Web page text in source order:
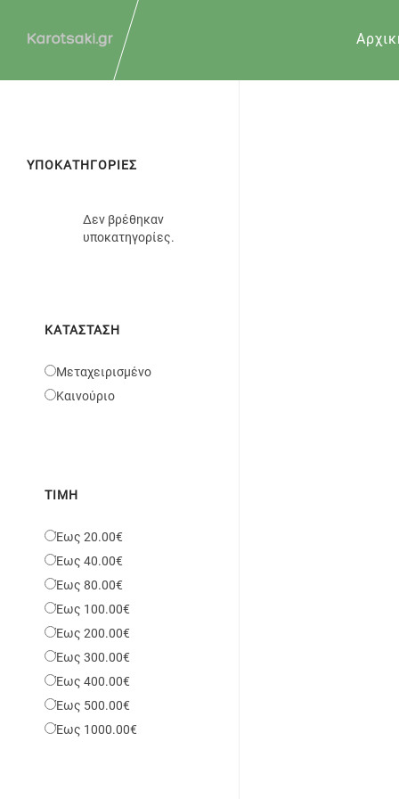
ΥΠΟΚΑΤΗΓΟΡΙΕΣ
Δεν βρέθηκαν
υποκατηγορίες.
ΚΑΤΆΣΤΑΣΗ
Μεταχειρισμένο
Καινούριο
ΤΙΜΉ
Έως 20.00€
Έως 40.00€
Έως 80.00€
Έως 100.00€
Έως 200.00€
Έως 300.00€
Έως 400.00€
Έως 500.00€
Έως 1000.00€